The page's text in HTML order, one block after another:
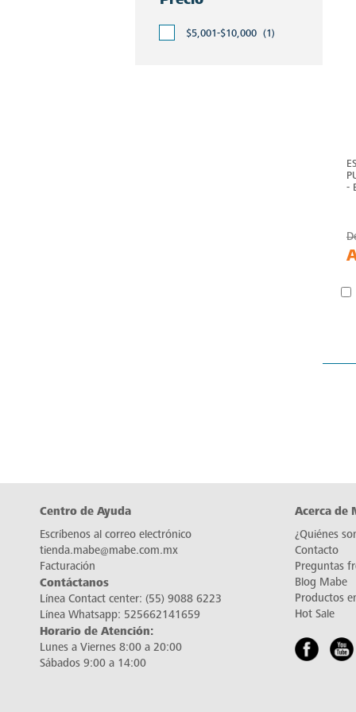
$5,001-$10,000 (1)
-
Centro de Ayuda
Escríbenos al correo electrónico
tienda.mabe@mabe.com.mx
Facturación
Contáctanos
Línea Contact center: (55) 9088 6223
Línea Whatsapp: 525662141659
Horario de Atención:
Lunes a Viernes 8:00 a 20:00
Sábados 9:00 a 14:00
Acerca de
¿Quiénes
Contacto
Preguntas
Blog Mabe
Productos
Hot Sale